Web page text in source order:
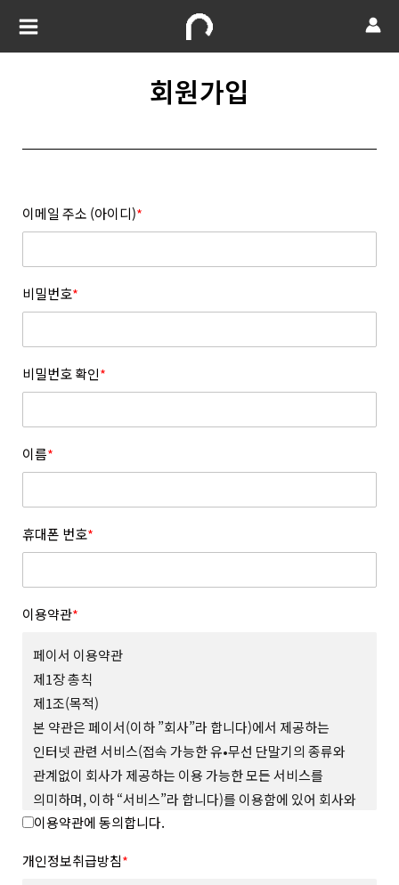
회원가입
이메일 주소 (아이디)*
비밀번호*
비밀번호 확인*
이름*
휴대폰 번호*
이용약관*
페이서 이용약관
제1장 총칙
제1조(목적)
본 약관은 페이서(이하 ”회사”라 합니다)에서 제공하는
인터넷 관련 서비스(접속 가능한 유•무선 단말기의 종류와
관계없이 회사가 제공하는 이용 가능한 모든 서비스를
의미하며, 이하 “서비스”라 합니다)를 이용함에 있어 회사와
회원의 권리와 의무, 책임사항을 규정함을 그 목적으로
제 2 조 (용어의 정의)
이용약관에 동의합니다.
개인정보취급방침*